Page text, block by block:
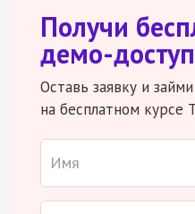
Получи
демо-доступ
Оставь заявку и
на бесплатном курсе